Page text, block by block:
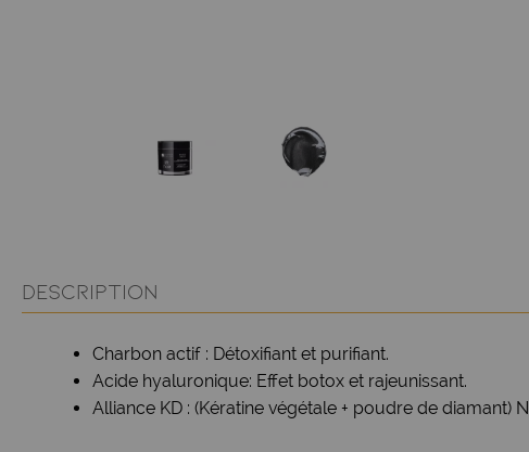
DESCRIPTION
Charbon actif : Détoxifiant et purifiant.
Acide hyaluronique: Effet botox et rajeunissant.
Alliance KD : (Kératine végétale + poudre de diamant)